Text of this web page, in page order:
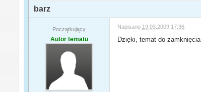
barz
Początkujący
Autor tematu
Napisano 19.03.2009 17:36
Dzięki, temat do zamknięcia.